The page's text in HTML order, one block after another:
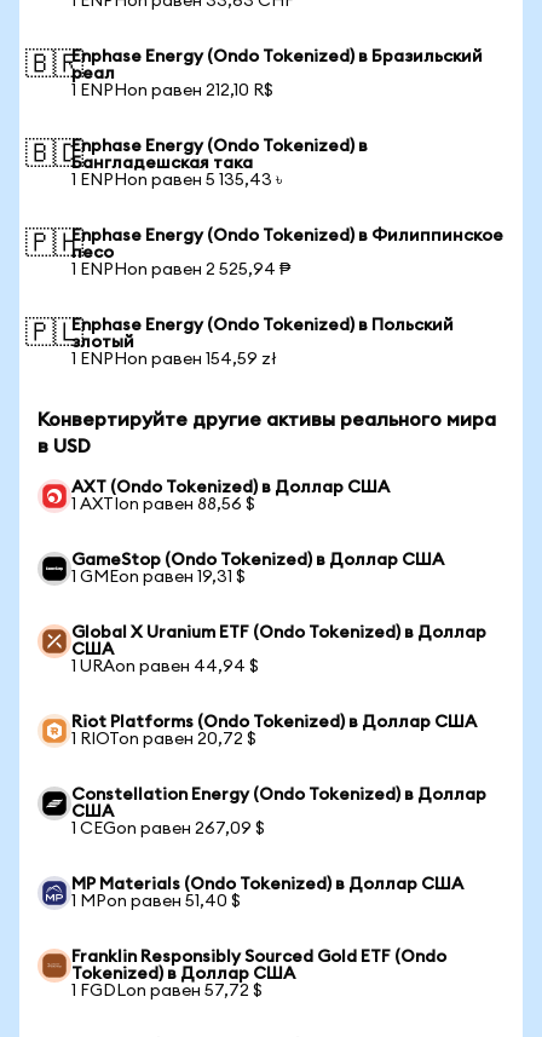
🇧🇷Enphase Energy (Ondo Tokenized) в Бразильский
реал
1 ENPHon равен 212,10 R$
🇧🇩Enphase Energy (Ondo Tokenized) в
Бангладешская така
1 ENPHon равен 5 135,43 ৳
🇵🇭Enphase Energy (Ondo Tokenized) в Филиппинское
песо
1 ENPHon равен 2 525,94 ₱
🇵🇱Enphase Energy (Ondo Tokenized) в Польский
злотый
1 ENPHon равен 154,59 zł
Конвертируйте другие активы реального мира
в USD
AXT (Ondo Tokenized) в Доллар США
1 AXTIon равен 88,56 $
GameStop (Ondo Tokenized) в Доллар США
1 GMEon равен 19,31 $
Global X Uranium ETF (Ondo Tokenized) в Доллар
США
1 URAon равен 44,94 $
Riot Platforms (Ondo Tokenized) в Доллар США
1 RIOTon равен 20,72 $
Constellation Energy (Ondo Tokenized) в Доллар
США
1 CEGon равен 267,09 $
MP Materials (Ondo Tokenized) в Доллар США
1 MPon равен 51,40 $
Franklin Responsibly Sourced Gold ETF (Ondo
Tokenized) в Доллар США
1 FGDLon равен 57,72 $